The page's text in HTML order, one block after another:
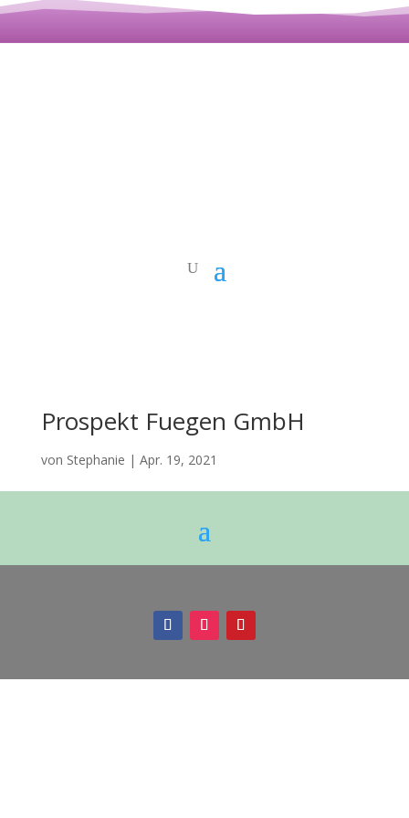
Prospekt Fuegen GmbH
von Stephanie | Apr. 19, 2021